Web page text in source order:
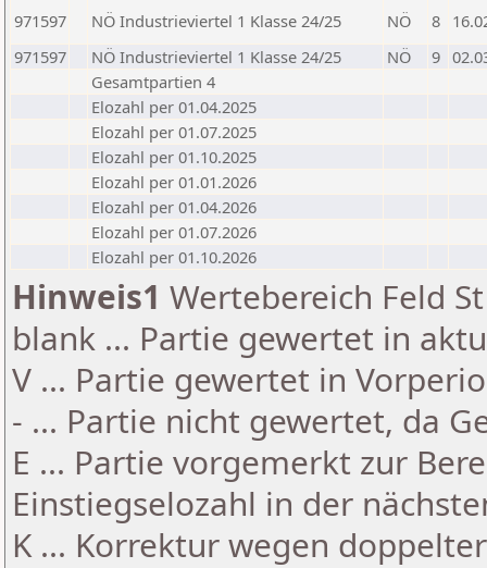
971597 NÖ Industrieviertel 1 Klasse 24/25 NÖ 8
971597
NÖ Industrieviertel 1 Klasse 24/25 NÖ 9
Gesamtpartien 4
Elozahl per 01.04.2025
Elozahl per 01.07.2025
Elozahl per 01.10.2025
Elozahl per 01.01.2026
Elozahl per 01.04.2026
Elozahl per 01.07.2026
Elozahl per 01.10.2026
Hinweis1 Wertebereich Feld
blank ... Partie gewertet in
V ... Partie gewertet in
- ... Partie nicht gewertet, da
E ... Partie vorgemerkt zur
Einstiegselozahl in der
K ... Korrektur wegen